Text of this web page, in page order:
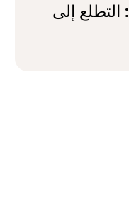
مثال مشروع وثائقي 2: التطلع إلى